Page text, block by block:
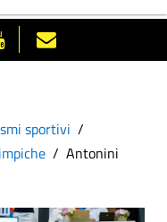
sportivi
Antonini